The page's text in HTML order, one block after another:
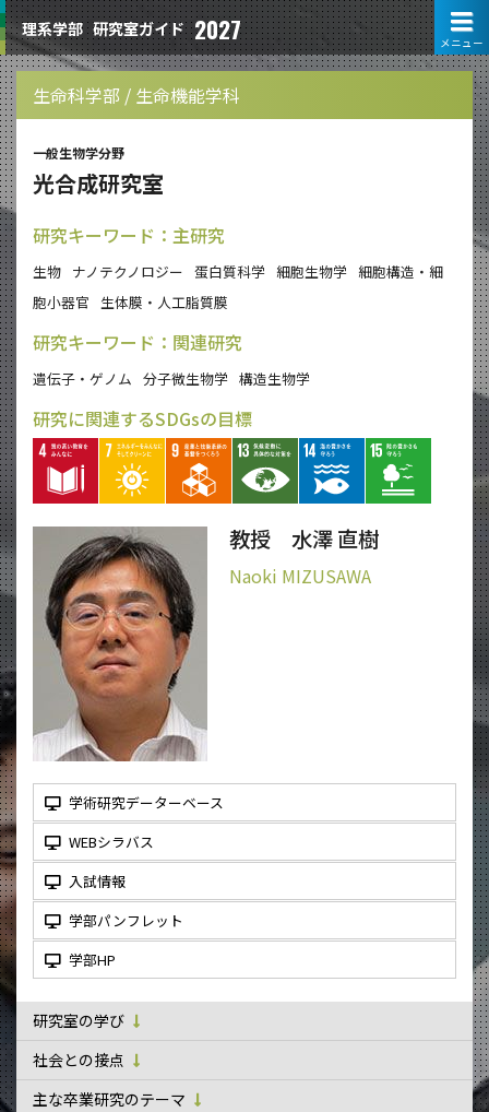
理系学部 研究室ガイド 2027
生命科学部 / 生命機能学科
一般生物学分野
光合成研究室
研究キーワード：主研究
生物 ナノテクノロジー 蛋白質科学 細胞生物学 細胞構造・細
胞小器官 生体膜・人工脂質膜
研究キーワード：関連研究
遺伝子・ゲノム 分子微生物学 構造生物学
研究に関連するSDGsの目標
教授 水澤 直樹
Naoki MIZUSAWA
学術研究データーベース
WEBシラバス
入試情報
学部パンフレット
学部HP
研究室の学び
社会との接点
主な卒業研究のテーマ
メニュー